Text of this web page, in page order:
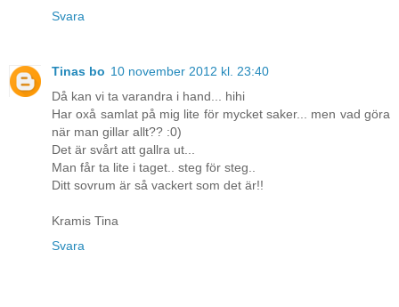
Svara
Tinas bo 10 november 2012 kl. 23:40
Då kan vi ta varandra i hand... hihi
Har oxå samlat på mig lite för mycket saker... men vad göra
när man gillar allt?? :0)
Det är svårt att gallra ut...
Man får ta lite i taget.. steg för steg..
Ditt sovrum är så vackert som det är!!
Kramis Tina
Svara